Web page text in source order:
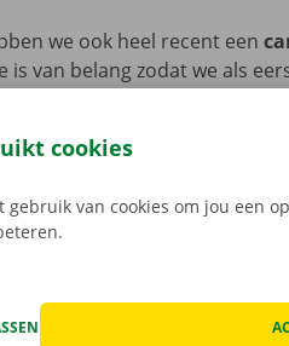
we ook heel recent een
is van belang zodat we als
worden in de computer.
komende jaren. Het is een
de zelfrijdende voertuigen
Er zullen in de tussentijd
heeft de carrosserie voor
cookies
gebruik van cookies om jou een